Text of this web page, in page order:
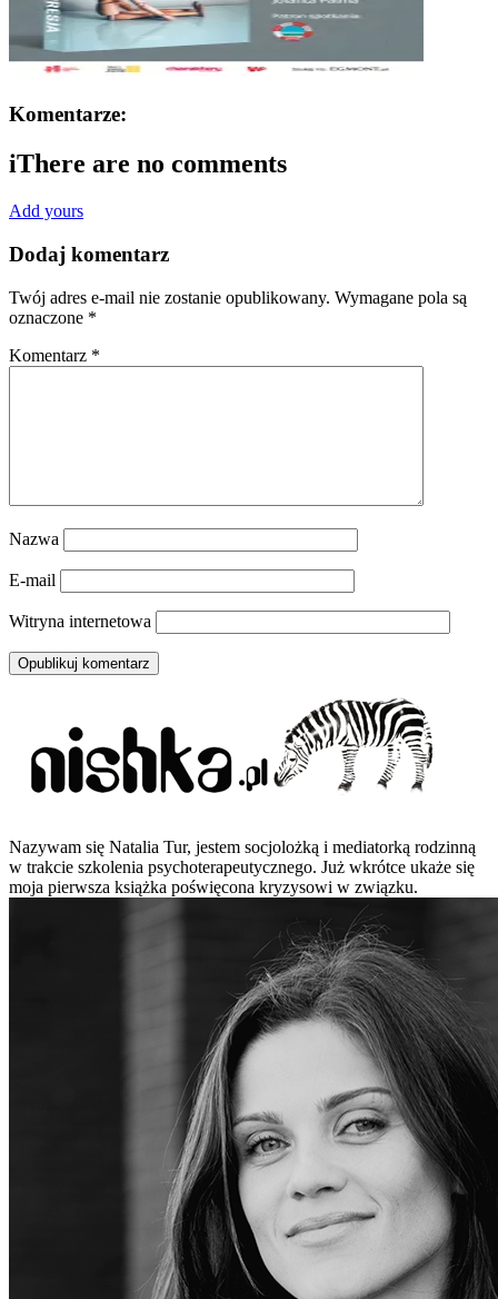
Komentarze:
iThere are no comments
Add yours
Dodaj komentarz
Twój adres e-mail nie zostanie opublikowany. Wymagane pola są
oznaczone *
Komentarz *
Nazwa
E-mail
Witryna internetowa
Nazywam się Natalia Tur, jestem socjolożką i mediatorką rodzinną
w trakcie szkolenia psychoterapeutycznego. Już wkrótce ukaże się
moja pierwsza książka poświęcona kryzysowi w związku.